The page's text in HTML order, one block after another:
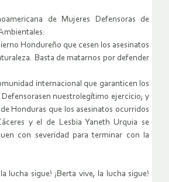
de Mujeres Defensoras de
Hondureño que cesen los asesinatos
Basta de matarnos por defender
internacional que garanticen los
Defensorasen nuestrolegítimo ejercicio; y
Honduras que los asesinatos ocurridos
y el de Lesbia Yaneth Urquia se
con severidad para terminar con la
lucha sigue! ¡Berta vive, la lucha sigue!